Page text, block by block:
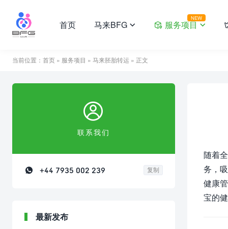
首页 马来BFG   服务项目
NEW

当前位置： 首页 » 服务项目 » 马来胚胎转运 » 正文
随着
务，
健康
宝的

联系我们
 +44 7935 002 239 复制
最新发布